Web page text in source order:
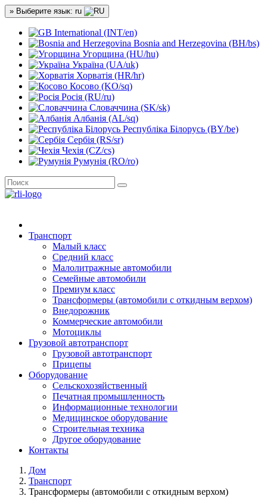
» Выберите язык: ru
International (INT/en)
Bosnia and Herzegovina (BH/bs)
Угорщина (HU/hu)
Україна (UA/uk)
Хорватія (HR/hr)
Косово (KO/sq)
Росія (RU/ru)
Словаччина (SK/sk)
Албанія (AL/sq)
Республіка Білорусь (BY/be)
Сербія (RS/sr)
Чехія (CZ/cs)
Румунія (RO/ro)
Транспорт
Малый класс
Средний класс
Малолитражные автомобили
Семейные автомобили
Премиум класс
Трансформеры (автомобили с откидным верхом)
Внедорожник
Коммерческие автомобили
Мотоциклы
Грузовой автотранспорт
Грузовой автотранспорт
Прицепы
Оборудование
Сельскохозяйственный
Печатная промышленность
Информационные технологии
Медицинское оборудование
Строительная техника
Другое оборудование
Контакты
Дом
Транспорт
Трансформеры (автомобили с откидным верхом)